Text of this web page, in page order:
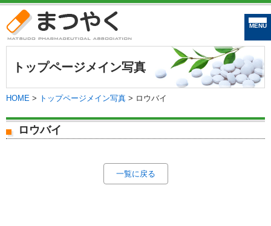
まつやく｜松戸市
トップページメイン写真
HOME > トップページメイン写真 > ロウバイ
ロウバイ
一覧に戻る